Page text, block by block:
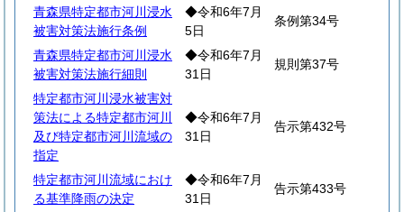
青森県特定都市河川浸水
被害対策法施行条例
◆令和6年7月
5日
条例第34号
青森県特定都市河川浸水
被害対策法施行細則
◆令和6年7月
31日
規則第37号
特定都市河川浸水被害対
策法による特定都市河川
及び特定都市河川流域の
指定
◆令和6年7月
31日
告示第432号
特定都市河川流域におけ
る基準降雨の決定
◆令和6年7月
31日
告示第433号